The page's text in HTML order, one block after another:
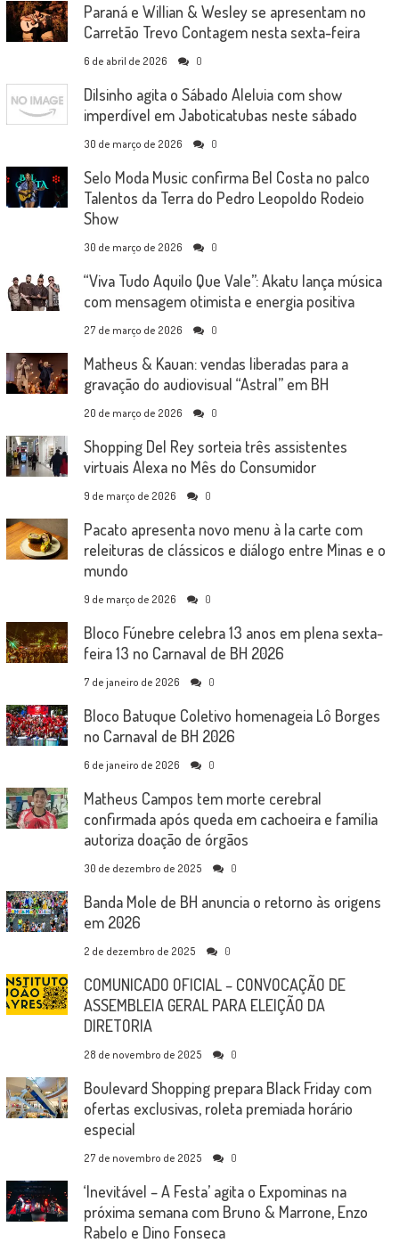
Paraná e Willian & Wesley se apresentam no
Carretão Trevo Contagem nesta sexta-feira
6 de abril de 2026 0
Dilsinho agita o Sábado Aleluia com show
imperdível em Jaboticatubas neste sábado
30 de março de 2026 0
Selo Moda Music confirma Bel Costa no palco
Talentos da Terra do Pedro Leopoldo Rodeio
Show
30 de março de 2026 0
“Viva Tudo Aquilo Que Vale”: Akatu lança música
com mensagem otimista e energia positiva
27 de março de 2026 0
Matheus & Kauan: vendas liberadas para a
gravação do audiovisual “Astral” em BH
20 de março de 2026 0
Shopping Del Rey sorteia três assistentes
virtuais Alexa no Mês do Consumidor
9 de março de 2026 0
Pacato apresenta novo menu à la carte com
releituras de clássicos e diálogo entre Minas e o
mundo
9 de março de 2026 0
Bloco Fúnebre celebra 13 anos em plena sexta-
feira 13 no Carnaval de BH 2026
7 de janeiro de 2026 0
Bloco Batuque Coletivo homenageia Lô Borges
no Carnaval de BH 2026
6 de janeiro de 2026 0
Matheus Campos tem morte cerebral
confirmada após queda em cachoeira e família
autoriza doação de órgãos
30 de dezembro de 2025 0
Banda Mole de BH anuncia o retorno às origens
em 2026
2 de dezembro de 2025 0
COMUNICADO OFICIAL – CONVOCAÇÃO DE
ASSEMBLEIA GERAL PARA ELEIÇÃO DA
DIRETORIA
28 de novembro de 2025 0
Boulevard Shopping prepara Black Friday com
ofertas exclusivas, roleta premiada horário
especial
27 de novembro de 2025 0
‘Inevitável – A Festa’ agita o Expominas na
próxima semana com Bruno & Marrone, Enzo
Rabelo e Dino Fonseca